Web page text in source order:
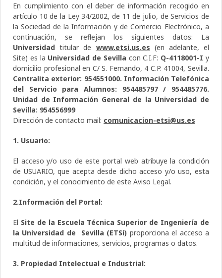
En cumplimiento con el deber de información recogido en
artículo 10 de la Ley 34/2002, de 11 de julio, de Servicios de
la Sociedad de la Información y de Comercio Electrónico, a
continuación, se reflejan los siguientes datos: La
Universidad titular de www.etsi.us.es (en adelante, el
Site) es la Universidad de Sevilla con C.I.F: Q-4118001-Iy
domicilio profesional en C/ S. Fernando, 4 C.P. 41004, Sevilla.
Centralita exterior: 954551000. Información Telefónica
del Servicio para Alumnos: 954485797 / 954485776.
Unidad de Información General de la Universidad de
Sevilla: 954556999
Dirección de contacto mail: comunicacion-etsi@us.es
1. Usuario:
El acceso y/o uso de este portal web atribuye la condición
de USUARIO, que acepta desde dicho acceso y/o uso, esta
condición, y el conocimiento de este Aviso Legal.
2.Información del Portal:
El Site de la Escuela Técnica Superior de Ingeniería de
la Universidad de Sevilla (ETSi) proporciona el acceso a
multitud de informaciones, servicios, programas o datos.
3. Propiedad Intelectual e Industrial: